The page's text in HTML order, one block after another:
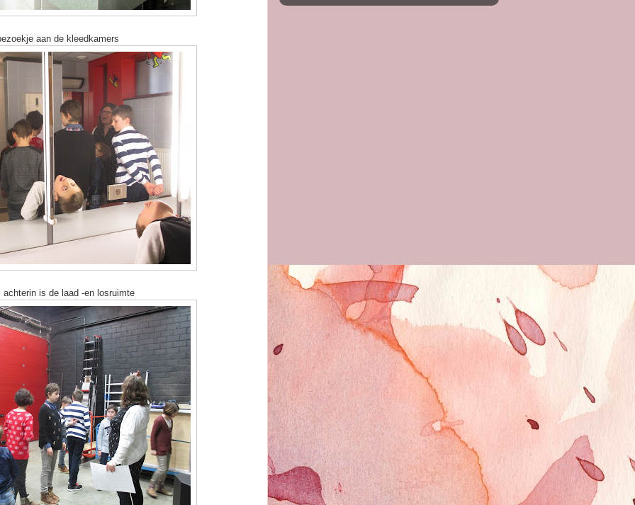
aan de kleedkamers
achterin is de laad -en losruimte